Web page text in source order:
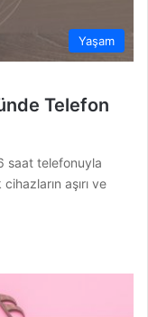
Yaşam
Telefon
saat telefonuyla
aşırı ve